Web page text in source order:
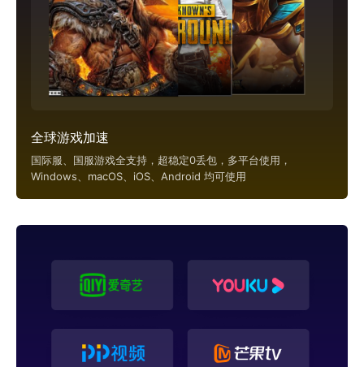
全球游戏加速
国际服、国服游戏全支持，超稳定0丢包，多平台使用，
Windows、macOS、iOS、Android 均可使用